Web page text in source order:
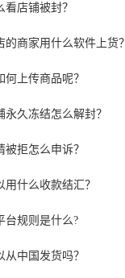
看店铺被封？
的商家用什么软件上货？
何上传商品呢？
永久冻结怎么解封？
被拒怎么申诉？
用什么收款结汇？
台规则是什么?
从中国发货吗？